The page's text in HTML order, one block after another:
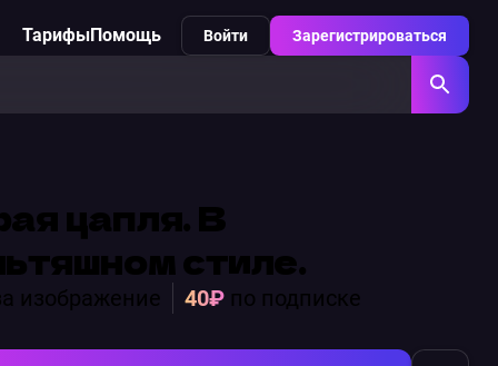
ТарифыПомощь Войти Зарегистрироваться
цапля. В
стиле.
изображение 40₽ по подписке